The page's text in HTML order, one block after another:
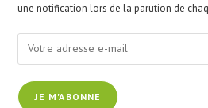
une notification lors de la parution de
Votre
adresse
e-
mailJE M'ABONNE